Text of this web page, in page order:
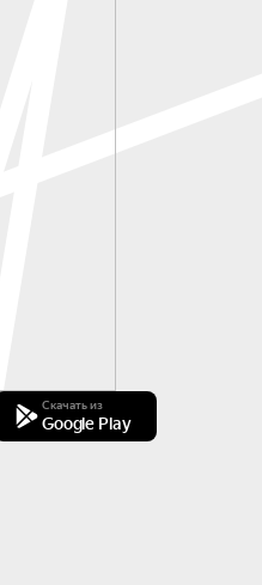
Скачать из
Google Play